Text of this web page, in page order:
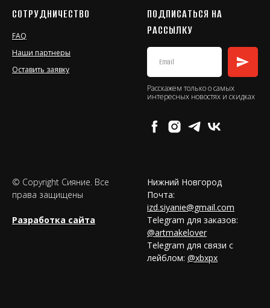
СОТРУДНИЧЕСТВО
FAQ
Наши партнеры
Оставить заявку
ПОДПИСАТЬСЯ НА
РАССЫЛКУ
Расскажем только о самых
интересных новостях и скидках
© Copyright Сияние. Все
права защищены
Разработка сайта
Нижний Новгород
Почта:
izd.siyanie@gmail.com
Telegram для заказов:
@artmakelover
Telegram для связи с
лейблом: @xbxpx